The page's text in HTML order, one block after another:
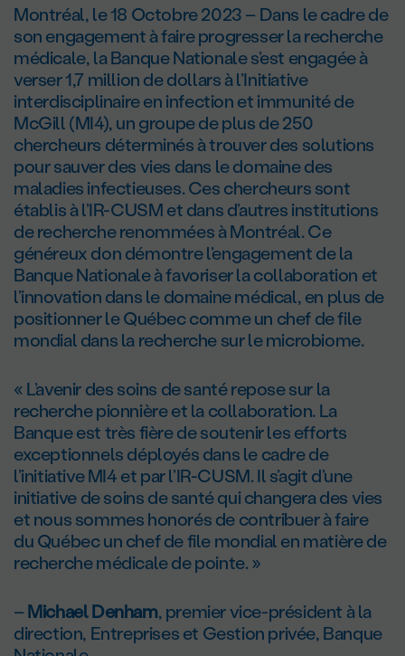
Montréal, le 18 Octobre 2023 – Dans le cadre de
son engagement à faire progresser la recherche
médicale, la Banque Nationale s’est engagée à
verser 1,7 million de dollars à l’Initiative
interdisciplinaire en infection et immunité de
McGill (MI4), un groupe de plus de 250
chercheurs déterminés à trouver des solutions
pour sauver des vies dans le domaine des
maladies infectieuses. Ces chercheurs sont
établis à l’IR-CUSM et dans d’autres institutions
de recherche renommées à Montréal. Ce
généreux don démontre l’engagement de la
Banque Nationale à favoriser la collaboration et
l’innovation dans le domaine médical, en plus de
positionner le Québec comme un chef de file
mondial dans la recherche sur le microbiome.
« L’avenir des soins de santé repose sur la
recherche pionnière et la collaboration. La
Banque est très fière de soutenir les efforts
exceptionnels déployés dans le cadre de
l’initiative MI4 et par l’IR-CUSM. Il s’agit d’une
initiative de soins de santé qui changera des vies
et nous sommes honorés de contribuer à faire
du Québec un chef de file mondial en matière de
recherche médicale de pointe. »
–Michael Denham, premier vice-président à la
direction, Entreprises et Gestion privée, Banque